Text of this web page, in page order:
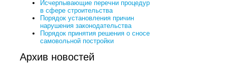
Исчерпывающие перечни процедур
в сфере строительства
Порядок установления причин
нарушения законодательства
Порядок принятия решения о сносе
самовольной постройки
Архив новостей